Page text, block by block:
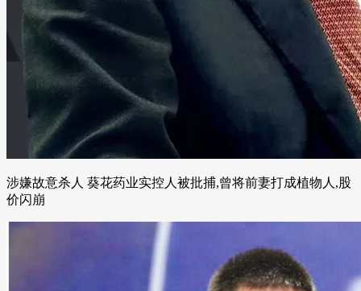
涉嫌故意杀人 葵花药业实控人被批捕,曾将前妻打成植物人,股
价闪崩